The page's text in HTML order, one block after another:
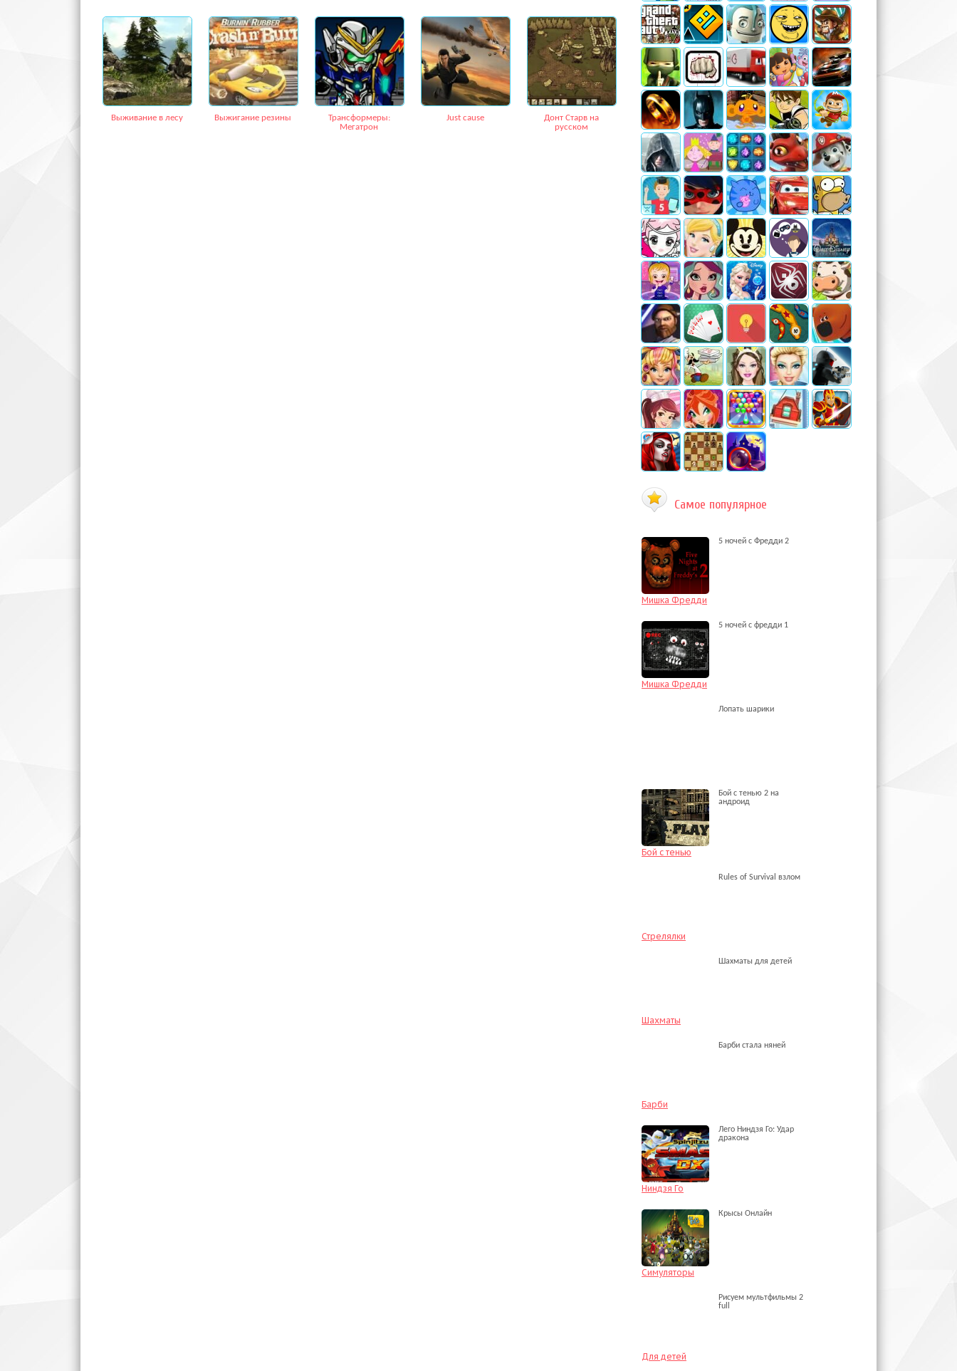
Выживание в лесу Выжигание резины
Трансформеры:
Мегатрон
Just cause
Донт Старв на
русском
Самое популярное
5 ночей с Фредди 2
Мишка Фредди
5 ночей с фредди 1
Мишка Фредди
Лопать шарики
Бой с тенью 2 на
андроид
Бой с тенью
Rules of Survival взлом
Стрелялки
Шахматы для детей
Шахматы
Барби стала няней
Барби
Лего Ниндзя Го: Удар
дракона
Ниндзя Го
Крысы Онлайн
Симуляторы
Рисуем мультфильмы 2
full
Для детей